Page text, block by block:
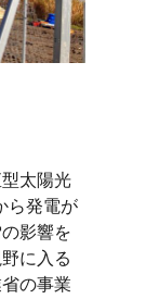
太陽光
ら発電が
影響を
に入る
の事業